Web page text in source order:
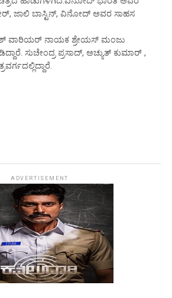
ಜಾಲಿ ಬಾಸ್ಟಿನ್, ವಿನೋದ್ ಅವರ ಸಾಹಸ
ವಾರಿಯರ್ ನಾಯಕ ಶ್ರೇಯಸ್ ಮಂಜು
ಸುಚೇಂದ್ರ ಪ್ರಸಾದ್, ಅಚ್ಯುತ್ ಕುಮಾರ್ ,
ADVERTISEMENT